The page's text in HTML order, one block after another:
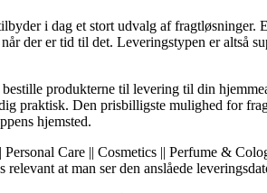
i dag et stort udvalg af fragtløsninger.
der er tid til det. Leveringstypen er altså
produkterne til levering til din
praktisk. Den prisbilligste mulighed for
hjemsted.
Care || Cosmetics || Perfume &
relevant at man ser den anslåede